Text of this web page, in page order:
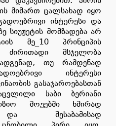
მიმართ ცალსახად იყო
ინტერესი და
სიუჟეტის მომზადება არ
მე_10 პრინციპის
ძირითადი მსჯელობა
თუ რამდენად
ინტერესი
გასაჯაროებასთან
საბი ბერიანი
შოუებში ხშირად
შესაბამისად